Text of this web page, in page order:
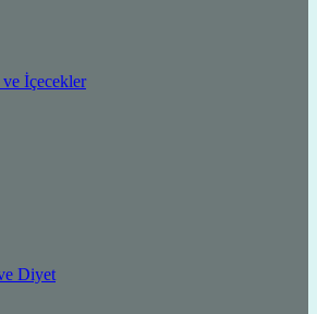
İçecekler
Diyet